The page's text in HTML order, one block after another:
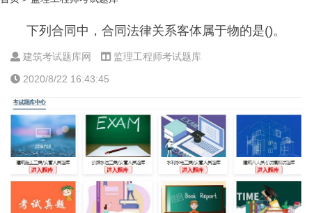
下列合同中，合同法律关系客体属于物的是()。
建筑考试题库网
监理工程师考试题库
2020/8/22 16:43:45